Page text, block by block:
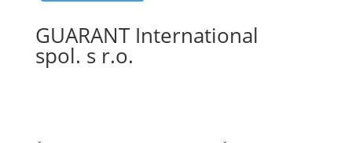
GUARANT International
spol. s r.o.